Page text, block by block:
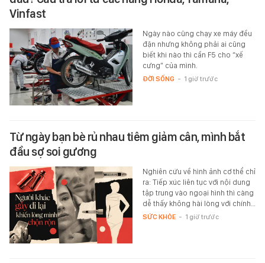
Vinfast
Ngày nào cũng chạy xe máy đều
đặn nhưng không phải ai cũng
biết khi nào thì cần F5 cho “xế
cưng” của mình.
ĐỜI SỐNG - 1 giờ trước
Từ ngày bạn bè rủ nhau tiêm giảm cân, mình bắt
đầu sợ soi gương
Nghiên cứu về hình ảnh cơ thể chỉ
ra: Tiếp xúc liên tục với nội dung
tập trung vào ngoại hình thì càng
dễ thấy không hài lòng với chính…
SỨC KHỎE - 1 giờ trước